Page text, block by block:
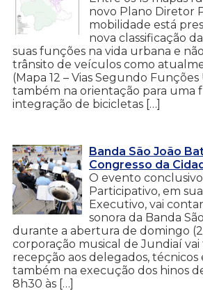
novo Plano Diretor
mobilidade está
nova classificação
suas funções na vida urbana e
trânsito de veículos como
(Mapa 12 – Vias Segundo
também na orientação para uma
integração de bicicletas […]
Banda São João
Congresso da
O evento
Participativo, em
Executivo, vai
sonora da Banda
durante a abertura de domingo
corporação musical de Jundiaí vai
recepção aos delegados, técnicos
também na execução dos hinos
8h30 às […]